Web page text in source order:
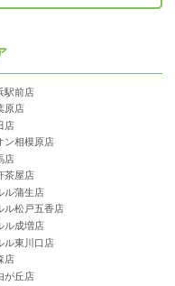
駅前店
原店
店
ン相模原店
店
茶屋店
ル蒲生店
ル松戸五香店
ル成増店
ル東川口店
店
が丘店